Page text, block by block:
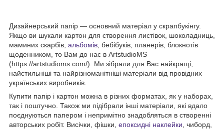
Дизайнерський папір — основний матеріал у скрапбукінгу.
Якщо ви шукали картон для створення листівок, шоколадниць,
маминих скарбів, альбомів , бебібуків, планерів, блокнотів
щоденником, то Вам до нас в ArtstudioMS
(https://artstudioms.com/). Ми зібрали для Вас найкращі,
найстильніші та найрізноманітніші матеріали від провідних
українських виробників.
Купити папір і картон можна в різних форматах, як у наборах,
так і поштучно. Також ми підібрали інші матеріали, які вдало
поєднуються папером і непримітно знадобляться в створенні
авторських робіт. Висічки, фішки, епоксидні наклейки , чиборд,